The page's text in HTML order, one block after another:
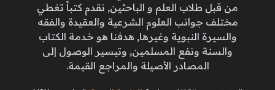
من قبل طلاب العلم و الباحثين, نقدم كتباً تغطي
مختلف جوانب العلوم الشرعية والعقيدة والفقه
والسيرة النبوية وغيرها, هدفنا هو خدمة الكتاب
والسنة ونفع المسلمين, وتيسير الوصول إلى
المصادر الأصيلة والمراجع القيمة.